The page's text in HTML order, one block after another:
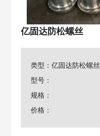
亿固达防松螺丝
类型：亿固达防松螺丝
型号：
规格：
价格：